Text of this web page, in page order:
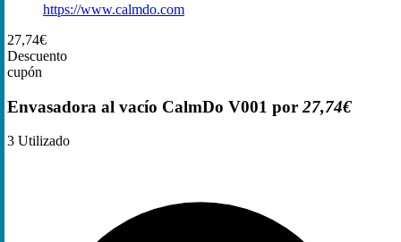
https://www.calmdo.com
27,74€
Descuento
cupón
Envasadora al vacío CalmDo V001 por 27,74€
3 Utilizado